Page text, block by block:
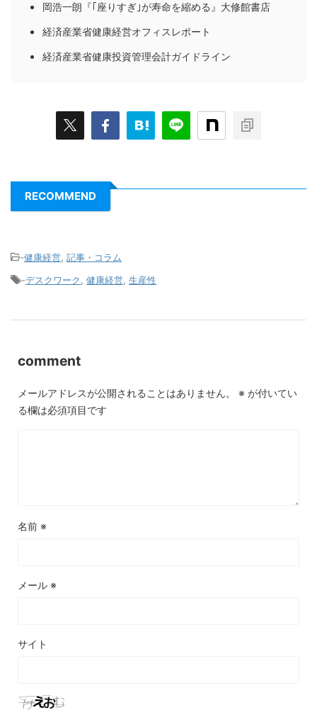
岡浩一朗『｢座りすぎ｣が寿命を縮める』大修館書店
経済産業省健康経営オフィスレポート
経済産業省健康投資管理会計ガイドライン
RECOMMEND
-健康経営, 記事・コラム
-デスクワーク, 健康経営, 生産性
comment
メールアドレスが公開されることはありません。 ※ が付いてい
る欄は必須項目です
名前 ※
メール ※
サイト